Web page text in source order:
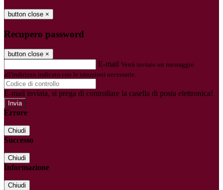
button close ×
Recupero password
button close ×
E-mail Verrà inviato un messaggio
all'indirizzo indicato con le istruzioni necessarie.
E-mail inviata, si prega di controllare la casella di posta elettronica!
Errore
Chiudi
Successo
Chiudi
Informazione
Chiudi